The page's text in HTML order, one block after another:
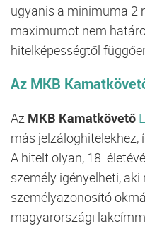
ugyanis a minimuma 2
maximumot nem
hitelképességtől
Az MKB
Az MKB Kamatkövető
más jelzáloghitelekhez,
A hitelt olyan, 18.
személy igényelheti,
személyazonosító
magyarországi